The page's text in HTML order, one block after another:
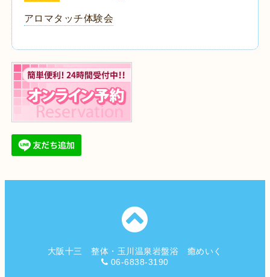
アロマタッチ体験会
大阪十三 整体・玉川温泉岩盤浴 癒めいく
06-6838-3190